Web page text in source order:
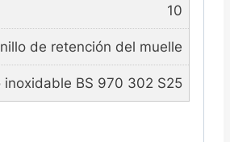
10
de retención del muelle
inoxidable BS 970 302 S25